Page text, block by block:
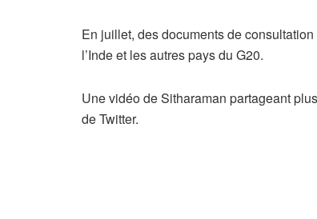
En juillet, des documents de
l’Inde et les autres pays du G20.
Une vidéo de Sitharaman partageant
de Twitter.